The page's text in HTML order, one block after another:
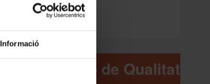
Informació
Campus Virtual
Alumni UB
Comissió de Qualitat